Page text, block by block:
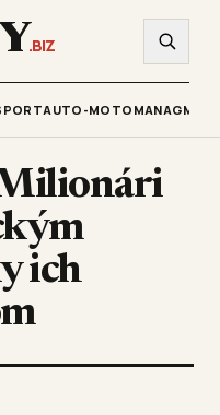
.BIZ
AUTO-MOTO
Milionári
ich